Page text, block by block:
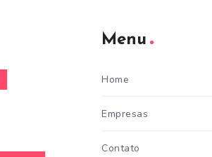
Menu
Home
Empresas
Contato